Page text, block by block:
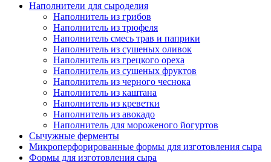
Наполнители для сыроделия
Наполнитель из грибов
Наполнитель из трюфеля
Наполнитель смесь трав и паприки
Наполнитель из сушеных оливок
Наполнитель из грецкого ореха
Наполнитель из сушеных фруктов
Наполнитель из черного чеснока
Наполнитель из каштана
Наполнитель из креветки
Наполнитель из авокадо
Наполнитель для мороженого йогуртов
Сычужные ферменты
Микроперфорированные формы для изготовления сыра
Формы для изготовления сыра